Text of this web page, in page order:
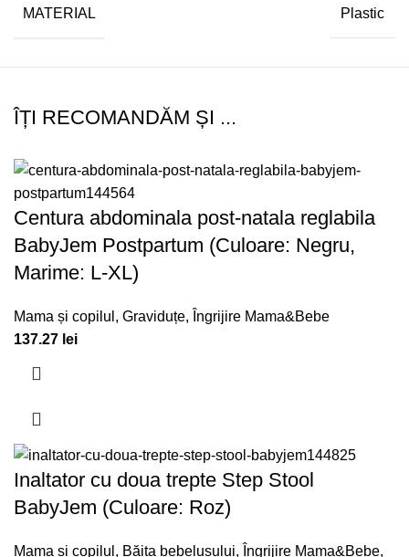
MATERIAL Plastic
ÎȚI RECOMANDĂM ȘI ...
Centura abdominala post-natala reglabila
BabyJem Postpartum (Culoare: Negru,
Marime: L-XL)
Mama și copilul , Graviduțe, Îngrijire Mama&Bebe
137.27 lei
Inaltator cu doua trepte Step Stool
BabyJem (Culoare: Roz)
Mama și copilul , Băița bebelușului, Îngrijire Mama&Bebe,